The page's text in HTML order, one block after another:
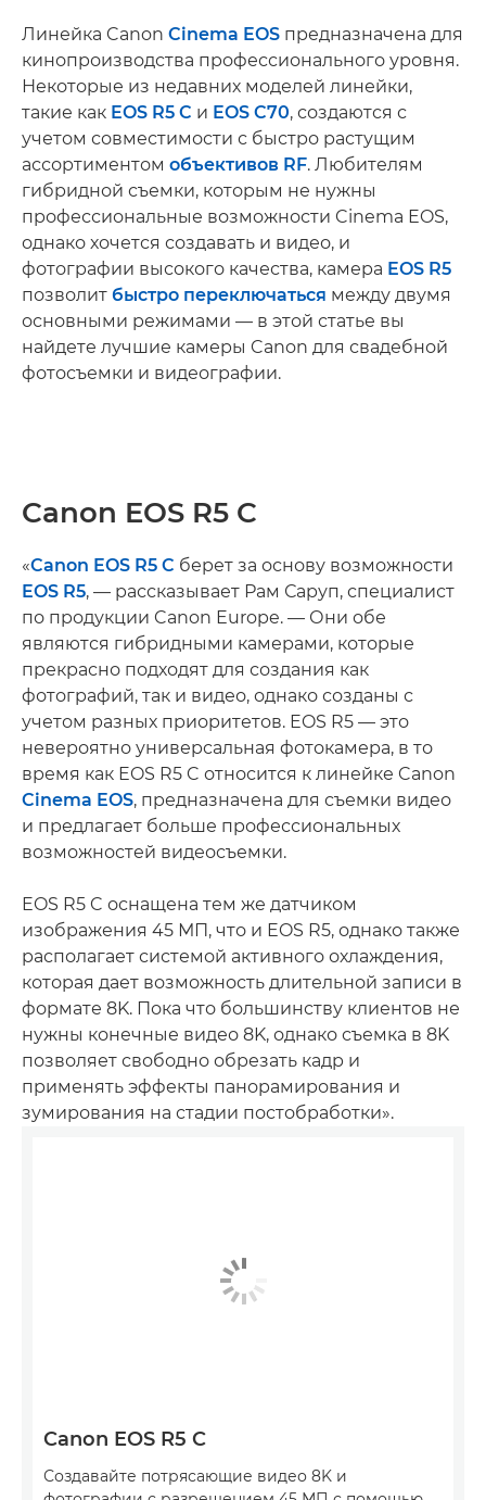
Линейка Canon Cinema EOS предназначена для
кинопроизводства профессионального уровня.
Некоторые из недавних моделей линейки,
такие как EOS R5 C и EOS C70, создаются с
учетом совместимости с быстро растущим
ассортиментом объективов RF. Любителям
гибридной съемки, которым не нужны
профессиональные возможности Cinema EOS,
однако хочется создавать и видео, и
фотографии высокого качества, камера EOS R5
позволит быстро переключаться между двумя
основными режимами — в этой статье вы
найдете лучшие камеры Canon для свадебной
фотосъемки и видеографии.
Canon EOS R5 C
«Canon EOS R5 C берет за основу возможности
EOS R5, — рассказывает Рам Саруп, специалист
по продукции Canon Europe. — Они обе
являются гибридными камерами, которые
прекрасно подходят для создания как
фотографий, так и видео, однако созданы с
учетом разных приоритетов. EOS R5 — это
невероятно универсальная фотокамера, в то
время как EOS R5 C относится к линейке Canon
Cinema EOS, предназначена для съемки видео
и предлагает больше профессиональных
возможностей видеосъемки.
EOS R5 C оснащена тем же датчиком
изображения 45 МП, что и EOS R5, однако также
располагает системой активного охлаждения,
которая дает возможность длительной записи в
формате 8K. Пока что большинству клиентов не
нужны конечные видео 8K, однако съемка в 8K
позволяет свободно обрезать кадр и
применять эффекты панорамирования и
зумирования на стадии постобработки».
Canon EOS R5 C
Создавайте потрясающие видео 8K и